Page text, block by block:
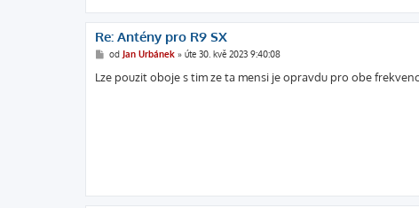
Re: Antény pro R9 SX
P
í
s
od Jan Urbánek» úte 30. kvě 2023 9:40:08
Lze pouzit oboje s tim ze ta mensi je opravdu pro obe